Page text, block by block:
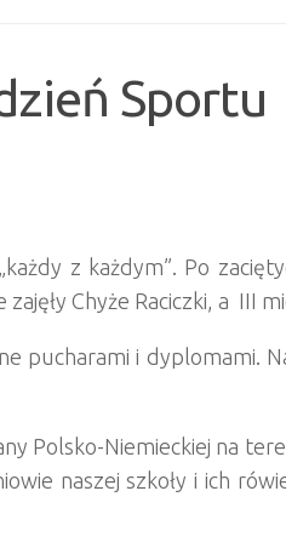
Sportu
z każdym”. Po
Chyże Raciczki, a III
pucharami i dyplomami.
Polsko-Niemieckiej na
naszej szkoły i ich